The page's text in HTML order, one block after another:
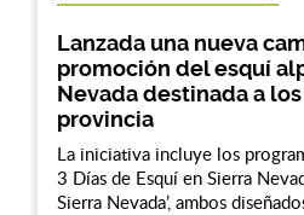
Lanzada una nueva
promoción del esquí
Nevada destinada a
provincia
La iniciativa incluye los
3 Días de Esquí en Sierra
Sierra Nevada’, ambos